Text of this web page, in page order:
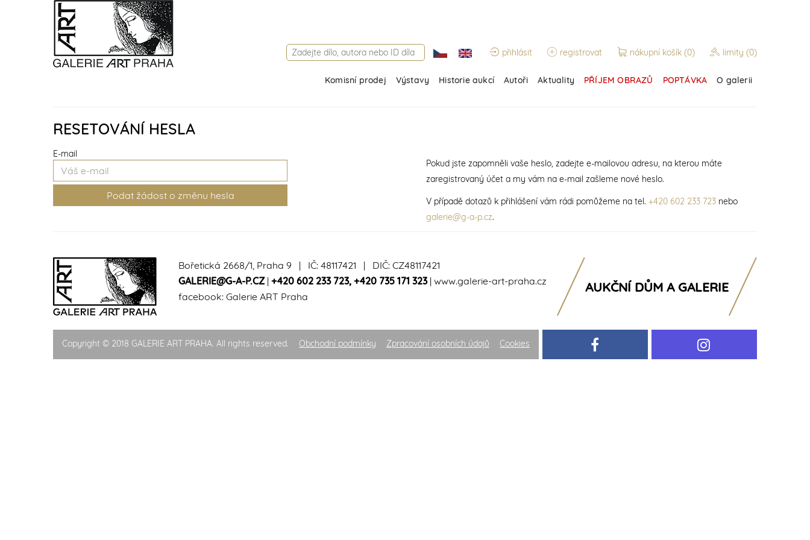
přihlásit registrovat nákupní košík (0) limity (0)
Komisní prodej Výstavy Historie aukcí Autoři Aktuality PŘÍJEM OBRAZŮ POPTÁVKA O galerii
RESETOVÁNÍ HESLA
E-mail
Pokud jste zapomněli vaše heslo, zadejte e-mailovou adresu, na kterou máte
zaregistrovaný účet a my vám na e-mail zašleme nové heslo.
V případě dotazů k přihlášení vám rádi pomůžeme na tel. +420 602 233 723nebo
galerie@g-a-p.cz.
Bořetická 2668/1, Praha 9 | IČ: 48117421 | DIČ: CZ48117421
GALERIE@G-A-P.CZ| +420 602 233 723, +420 735 171 323| www.galerie-art-praha.cz
facebook: Galerie ART Praha
AUKČNÍ DŮM A GALERIE
Copyright © 2018 GALERIE ART PRAHA. All rights reserved. Obchodní podmínky Zpracování osobních údajů Cookies